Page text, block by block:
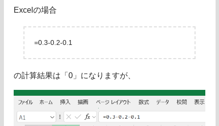
Excelの場合
=0.3-0.2-0.1
の計算結果は「0」になりますが、